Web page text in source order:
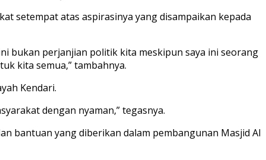
setempat atas aspirasinya yang disampaikan kepada
bukan perjanjian politik kita meskipun saya ini seorang
kita semua,” tambahnya.
Kendari.
dengan nyaman,” tegasnya.
bantuan yang diberikan dalam pembangunan Masjid Al